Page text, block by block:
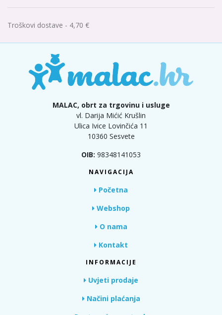
Troškovi dostave - 4,70 €
MALAC, obrt za trgovinu i usluge
vl. Darija Mićić Krušlin
Ulica Ivice Lovinčića 11
10360 Sesvete
OIB: 98348141053
NAVIGACIJA
Početna
Webshop
O nama
Kontakt
INFORMACIJE
Uvjeti prodaje
Načini plaćanja